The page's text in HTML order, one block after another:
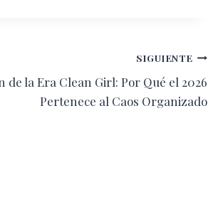
SIGUIENTE
de la Era Clean Girl: Por Qué el 2026
Pertenece al Caos Organizado